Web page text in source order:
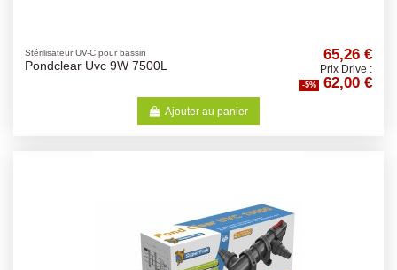
Stérilisateur UV-C pour bassin
Pondclear Uvc 9W 7500L
65,26 €
Prix Drive :
-5% 62,00 €
Ajouter au panier